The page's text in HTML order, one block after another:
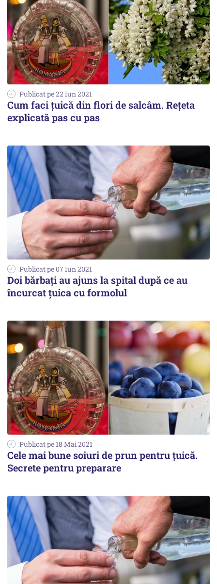
Publicat pe 22 Iun 2021
Cum faci țuică din flori de salcâm. Rețeta
explicată pas cu pas
Publicat pe 07 Iun 2021
Doi bărbați au ajuns la spital după ce au
încurcat țuica cu formolul
Publicat pe 18 Mai 2021
Cele mai bune soiuri de prun pentru țuică.
Secrete pentru preparare